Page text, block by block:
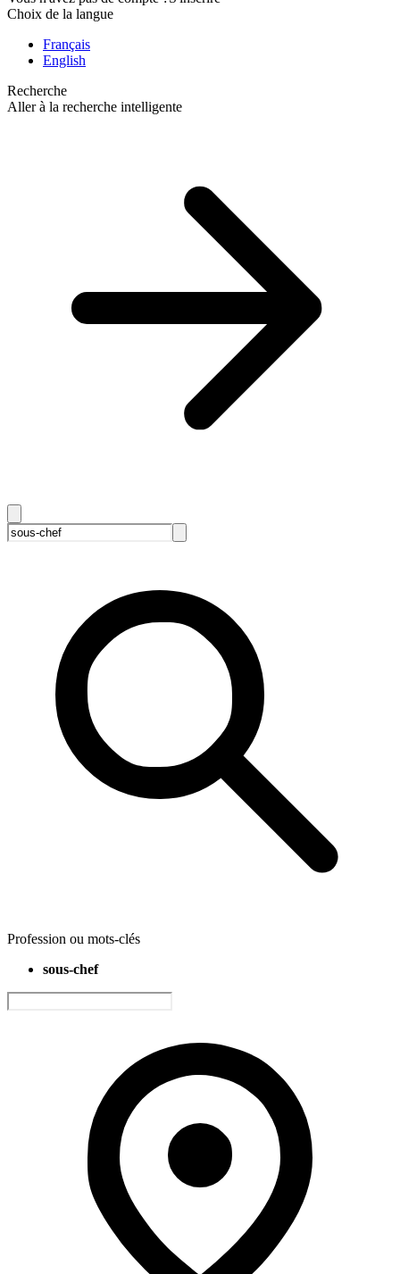
Choix de la langue
Français
English
Recherche
Aller à la recherche intelligente
Profession ou mots-clés
sous-chef